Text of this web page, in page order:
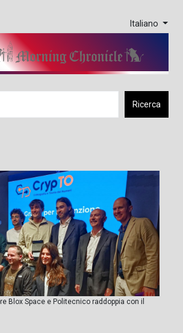
Italiano
Ricerca
Blox Space e Politecnico raddoppia con il